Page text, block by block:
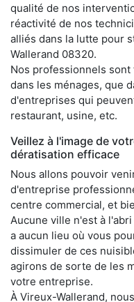
qualité de nos
réactivité de nos
alliés dans la lutte pour
Wallerand 08320.
Nos professionnels
dans les ménages, que
d'entreprises qui
restaurant, usine, etc.
Veillez à l'image de
dératisation efficace
Nous allons pouvoir
d'entreprise
centre commercial, et
Aucune ville n'est à
a aucun lieu où vous
dissimuler de ces
agirons de sorte de les
votre entreprise.
À Vireux-Wallerand,